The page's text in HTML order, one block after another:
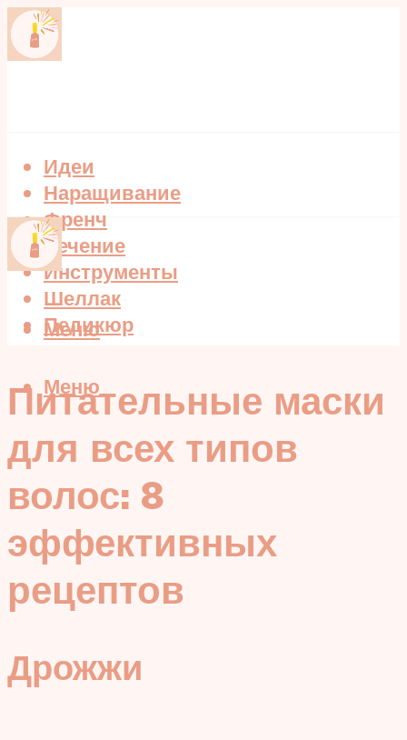
Идеи
Наращивание
Френч
Лечение
Инструменты
Шеллак
Педикюр
Меню
Меню
Питательные маски
для всех типов
волос: 8
эффективных
рецептов
Дрожжи